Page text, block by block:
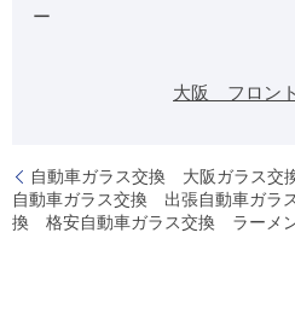
ー
大阪 フロン
自動車ガラス交換 大阪ガラス
自動車ガラス交換 出張自動車ガラ
換 格安自動車ガラス交換 ラーメ